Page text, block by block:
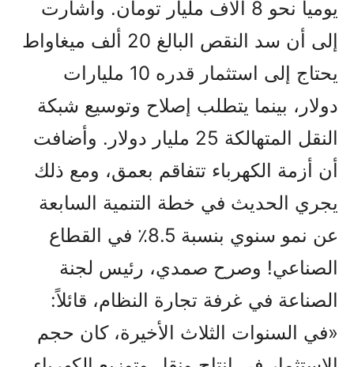
يومياً نحو 8 آلاف مليار تومان. وأشارت
إلى أن سد النقص البالغ 20 ألف ميغاواط
يحتاج إلى استثمار قدره 10 مليارات
دولار، بينما يتطلب إصلاح وتوسيع شبكة
النقل المتهالكة 25 مليار دولار. وأضافت
أن أزمة الكهرباء تتفاقم بعمق، ومع ذلك
يجري الحديث في خطة التنمية السابعة
عن نمو سنوي بنسبة 8.5٪ في القطاع
الصناعي! وصرح صمدي، رئيس لجنة
الصناعة في غرفة تجارة النظام، قائلاً:
«في السنوات الثلاث الأخيرة، كان حجم